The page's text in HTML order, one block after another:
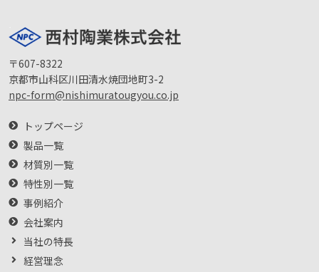
〒607-8322
京都市山科区川田清水焼団地町3-2
npc-form@nishimuratougyou.co.jp
トップページ
製品一覧
材質別一覧
特性別一覧
事例紹介
会社案内
当社の特長
経営理念